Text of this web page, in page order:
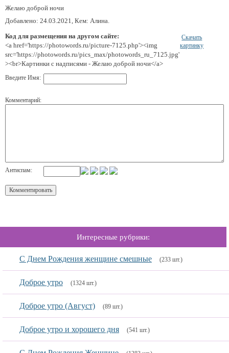
Желаю доброй ночи
Добавлено: 24.03.2021, Кем: Алина.
Код для размещения на другом сайте:
<a href='https://photowords.ru/picture-7125.php'><img
src='https://photowords.ru/pics_max/photowords_ru_7125.jpg'
><br>Картинки с надписями - Желаю доброй ночи</a>
Скачать
картинку
Введите Имя:
Комментарий:
Антиспам:
Интересные рубрики:
С Днем Рождения женщине смешные (233 шт.)
Доброе утро (1324 шт.)
Доброе утро (Август) (89 шт.)
Доброе утро и хорошего дня (541 шт.)